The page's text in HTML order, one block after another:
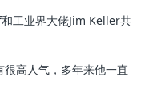
工业界大佬Jim Keller共
高人气，多年来他一直